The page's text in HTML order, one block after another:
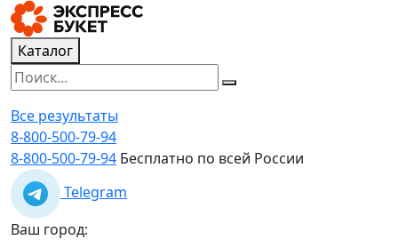
Каталог
Все результаты
8-800-500-79-94
8-800-500-79-94 Бесплатно по всей России
Telegram
Ваш город: